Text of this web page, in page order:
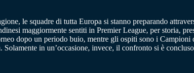
le squadre di tutta Europa si stanno preparando
maggiormente sentiti in Premier League, per storia,
dopo un periodo buio, mentre gli ospiti sono i
in un’occasione, invece, il confronto si è